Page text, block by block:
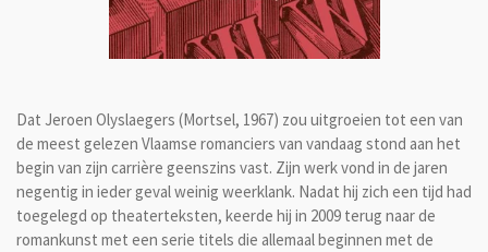
Dat Jeroen Olyslaegers (Mortsel, 1967) zou uitgroeien tot een van
de meest gelezen Vlaamse romanciers van vandaag stond aan het
begin van zijn carrière geenszins vast. Zijn werk vond in de jaren
negentig in ieder geval weinig weerklank. Nadat hij zich een tijd had
toegelegd op theaterteksten, keerde hij in 2009 terug naar de
romankunst met een serie titels die allemaal beginnen met de